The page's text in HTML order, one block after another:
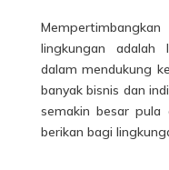
lingkungan adalah
dalam mendukung
banyak bisnis dan
semakin besar
berikan bagi